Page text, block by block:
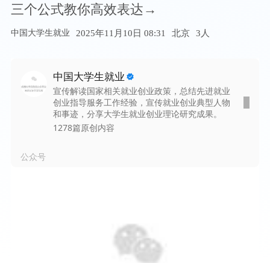
三个公式教你高效表达→
中国大学生就业 2025年11月10日 08:31 北京 3人
中国大学生就业
宣传解读国家相关就业创业政策，总结先进就业
创业指导服务工作经验，宣传就业创业典型人物
和事迹，分享大学生就业创业理论研究成果。
1278篇原创内容
公众号